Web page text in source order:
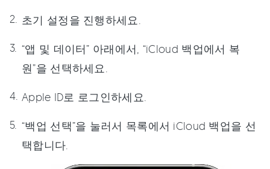
초기 설정을 진행하세요.
“앱 및 데이터” 아래에서, “iCloud 백업에서 복
원”을 선택하세요.
Apple ID로 로그인하세요.
“백업 선택”을 눌러서 목록에서 iCloud 백업을 선
택합니다.